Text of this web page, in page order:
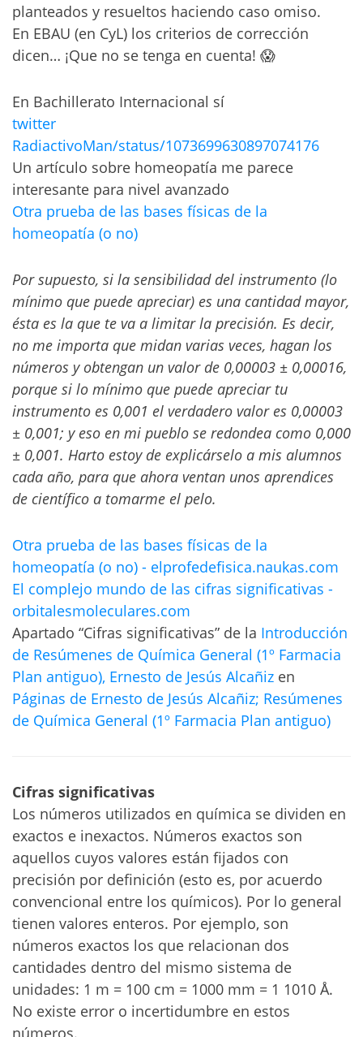
planteados y resueltos haciendo caso omiso.
En EBAU (en CyL) los criterios de corrección
dicen… ¡Que no se tenga en cuenta! 😱
En Bachillerato Internacional sí
twitter
RadiactivoMan/status/1073699630897074176
Un artículo sobre homeopatía me parece
interesante para nivel avanzado
Otra prueba de las bases físicas de la
homeopatía (o no)
Por supuesto, si la sensibilidad del instrumento (lo
mínimo que puede apreciar) es una cantidad mayor,
ésta es la que te va a limitar la precisión. Es decir,
no me importa que midan varias veces, hagan los
números y obtengan un valor de 0,00003 ± 0,00016,
porque si lo mínimo que puede apreciar tu
instrumento es 0,001 el verdadero valor es 0,00003
± 0,001; y eso en mi pueblo se redondea como 0,000
± 0,001. Harto estoy de explicárselo a mis alumnos
cada año, para que ahora ventan unos aprendices
de científico a tomarme el pelo.
Otra prueba de las bases físicas de la
homeopatía (o no) - elprofedefisica.naukas.com
El complejo mundo de las cifras significativas -
orbitalesmoleculares.com
Apartado “Cifras significativas” de la Introducción
de Resúmenes de Química General (1º Farmacia
Plan antiguo), Ernesto de Jesús Alcañiz en
Páginas de Ernesto de Jesús Alcañiz; Resúmenes
de Química General (1º Farmacia Plan antiguo)
Cifras significativas
Los números utilizados en química se dividen en
exactos e inexactos. Números exactos son
aquellos cuyos valores están fijados con
precisión por definición (esto es, por acuerdo
convencional entre los químicos). Por lo general
tienen valores enteros. Por ejemplo, son
números exactos los que relacionan dos
cantidades dentro del mismo sistema de
unidades: 1 m = 100 cm = 1000 mm = 1 1010 Å.
No existe error o incertidumbre en estos
números.